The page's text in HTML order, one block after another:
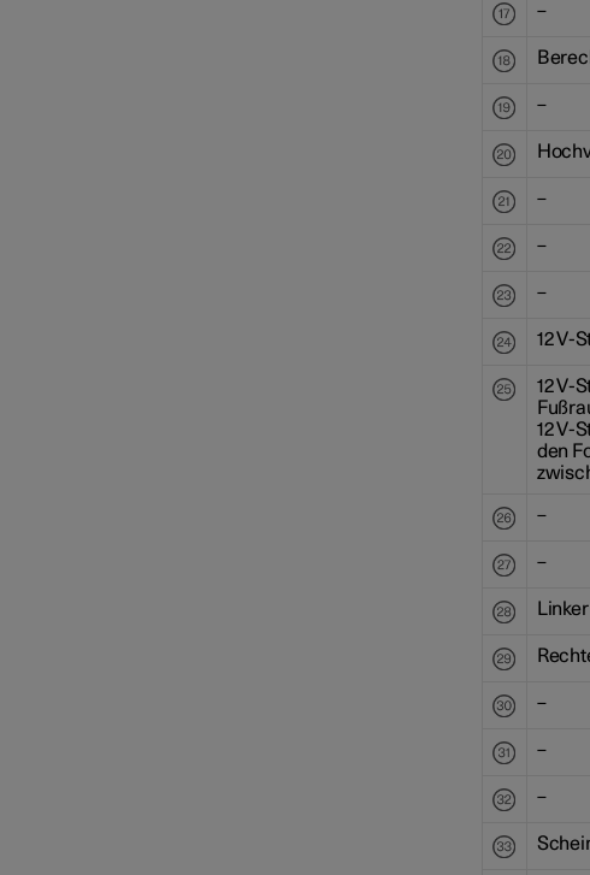
–
–
–
–
–
12 V-
12 V-
12 V-
den
–
–
–
–
–